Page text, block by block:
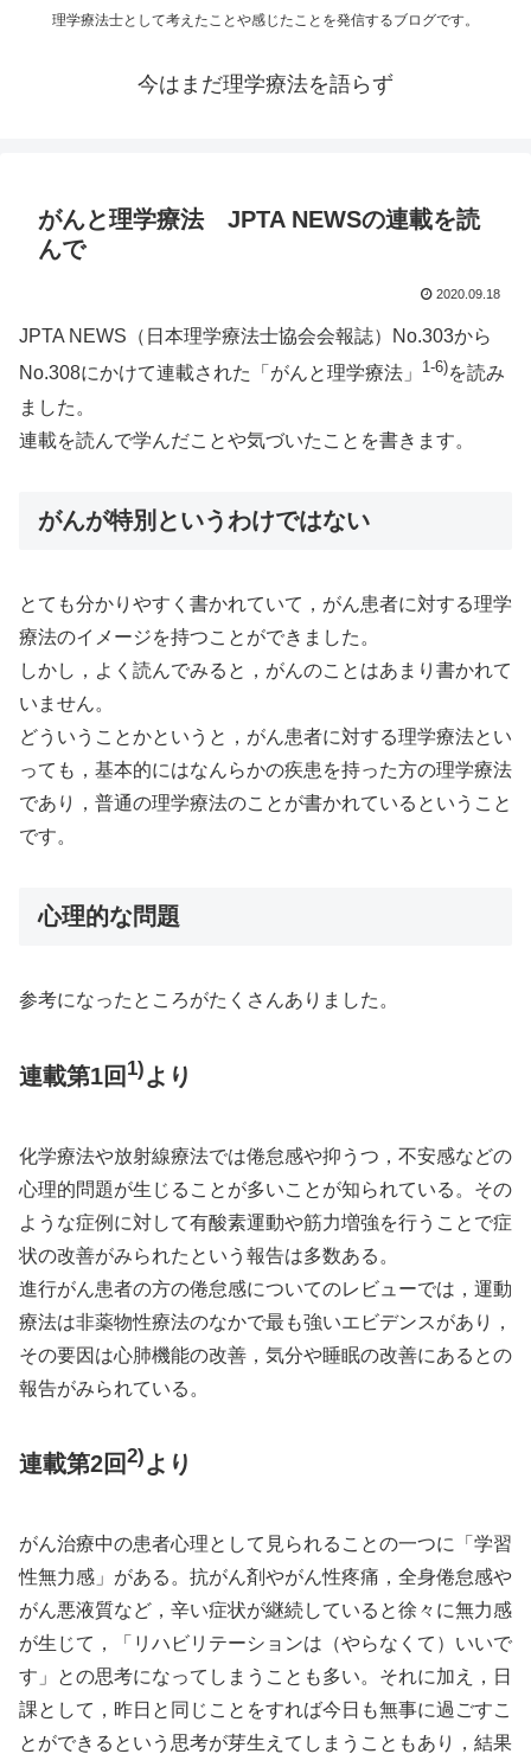
理学療法士として考えたことや感じたことを発信するブログです。
今はまだ理学療法を語らず
がんと理学療法 JPTA NEWSの連載を読
んで
2020.09.18
JPTA NEWS（日本理学療法士協会会報誌）No.303から
No.308にかけて連載された「がんと理学療法」
1-6)を読み
ました。
連載を読んで学んだことや気づいたことを書きます。
がんが特別というわけではない
とても分かりやすく書かれていて，がん患者に対する理学
療法のイメージを持つことができました。
しかし，よく読んでみると，がんのことはあまり書かれて
いません。
どういうことかというと，がん患者に対する理学療法とい
っても，基本的にはなんらかの疾患を持った方の理学療法
であり，普通の理学療法のことが書かれているということ
です。
心理的な問題
参考になったところがたくさんありました。
連載第1回 1)より
化学療法や放射線療法では倦怠感や抑うつ，不安感などの
心理的問題が生じることが多いことが知られている。その
ような症例に対して有酸素運動や筋力増強を行うことで症
状の改善がみられたという報告は多数ある。
進行がん患者の方の倦怠感についてのレビューでは，運動
療法は非薬物性療法のなかで最も強いエビデンスがあり，
その要因は心肺機能の改善，気分や睡眠の改善にあるとの
報告がみられている。
連載第2回2)より
がん治療中の患者心理として見られることの一つに「学習
性無力感」がある。抗がん剤やがん性疼痛，全身倦怠感や
がん悪液質など，辛い症状が継続していると徐々に無力感
が生じて，「リハビリテーションは（やらなくて）いいで
す」との思考になってしまうことも多い。それに加え，日
課として，昨日と同じことをすれば今日も無事に過ごすこ
とができるという思考が芽生えてしまうこともあり，結果